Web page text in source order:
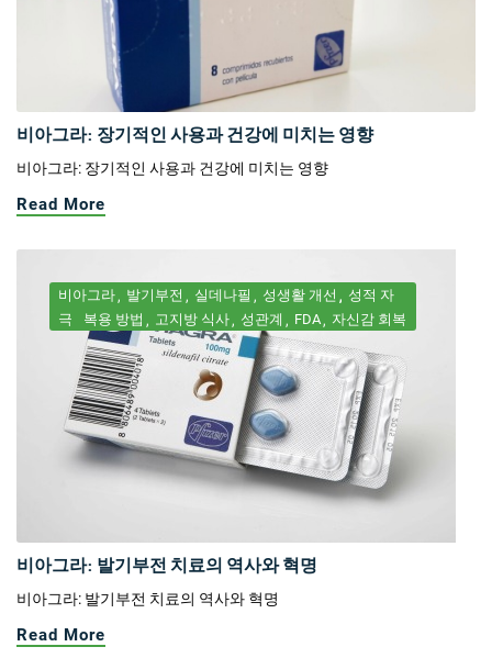
비아그라: 장기적인 사용과 건강에 미치는 영향
비아그라: 장기적인 사용과 건강에 미치는 영향
Read More
비아그라 발기부전 실데나필 성생활 개선
성적 자
극
복용 방법 고지방 식사 성관계 FDA 자신감 회복
비아그라: 발기부전 치료의 역사와 혁명
비아그라: 발기부전 치료의 역사와 혁명
Read More